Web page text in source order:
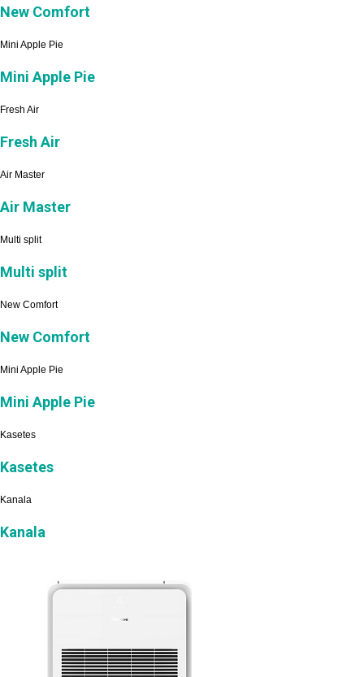
New Comfort
Mini Apple Pie
Mini Apple Pie
Fresh Air
Fresh Air
Air Master
Air Master
Multi split
Multi split
New Comfort
New Comfort
Mini Apple Pie
Mini Apple Pie
Kasetes
Kasetes
Kanala
Kanala